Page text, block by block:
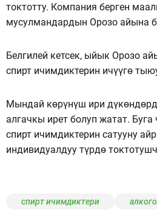
токтотту. Компания берген
мусулмандардын Орозо айына
Белгилей кетсек, ыйык Орозо
спирт ичимдиктерин ичүүгө
Мындай көрүнүш ири
алгачкы ирет болуп жатат.
спирт ичимдиктерин сатууну
индивидуалдуу түрдө
спирт ичимдиктери